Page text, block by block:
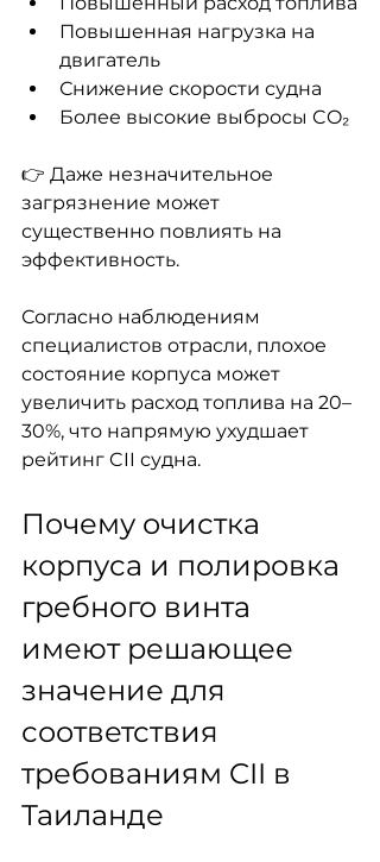
Повышенная нагрузка на
двигатель
Снижение скорости судна
Более высокие выбросы CO₂
👉 Даже незначительное
загрязнение может
существенно повлиять на
эффективность.
Согласно наблюдениям
специалистов отрасли, плохое
состояние корпуса может
увеличить расход топлива на 20–
30%, что напрямую ухудшает
рейтинг CII судна.
Почему очистка
корпуса и полировка
гребного винта
имеют решающее
значение для
соответствия
требованиям CII в
Таиланде